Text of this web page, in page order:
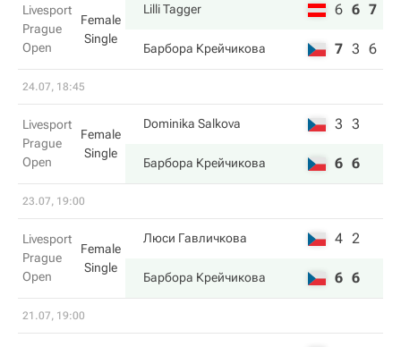
Livesport
Prague
Open
Female
Single
Lilli Tagger 6 6 7
Барбора Крейчикова 7 3 6
24.07, 18:45
Livesport
Prague
Open
Female
Single
Dominika Salkova 3 3
Барбора Крейчикова 6 6
23.07, 19:00
Livesport
Prague
Open
Female
Single
Люси Гавличкова 4 2
Барбора Крейчикова 6 6
21.07, 19:00